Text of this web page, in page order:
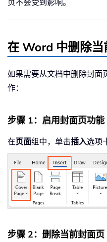
在 Word 中删除
如果需要从文档中删除封面
作：
步骤 1：启用封面页功能
在页面组中，单击插入选项
步骤 2：删除当前封面页